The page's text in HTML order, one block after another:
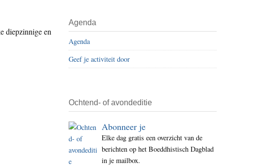
t
e
diepzinnige en
Agenda
Agenda
Geef je activiteit door
Ochtend- of avondeditie
Abonneer je
Elke dag gratis een overzicht van de
berichten op het Boeddhistisch Dagblad
in je mailbox.